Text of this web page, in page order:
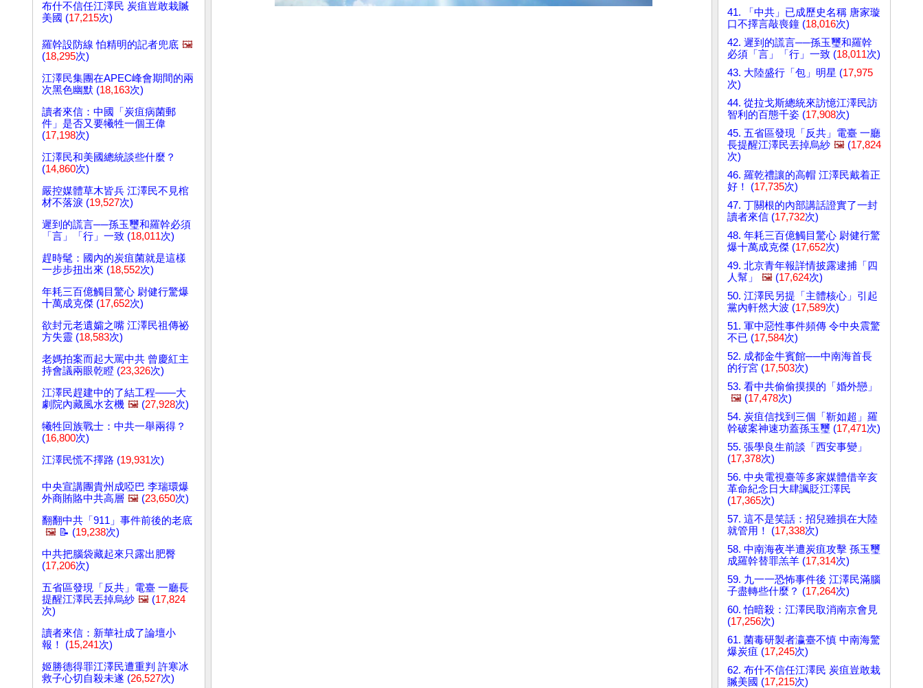
布什不信任江澤民 炭疽豈敢栽贓
美國 (17,215次)
羅幹設防線 怕精明的記者兜底 🖼️
(18,295次)
江澤民集團在APEC峰會期間的兩
次黑色幽默 (18,163次)
讀者來信：中國「炭疽病菌郵
件」是否又要犧牲一個王偉
(17,198次)
江澤民和美國總統談些什麼？
(14,860次)
嚴控媒體草木皆兵 江澤民不見棺
材不落淚 (19,527次)
遲到的謊言──孫玉璽和羅幹必須
「言」「行」一致 (18,011次)
趕時髦：國內的炭疽菌就是這樣
一步步扭出來 (18,552次)
年耗三百億觸目驚心 尉健行驚爆
十萬成克傑 (17,652次)
欲封元老遺孀之嘴 江澤民祖傳祕
方失靈 (18,583次)
老媽拍案而起大罵中共 曾慶紅主
持會議兩眼乾瞪 (23,326次)
江澤民趕建中的了結工程——大
劇院內藏風水玄機 🖼️ (27,928次)
犧牲回族戰士：中共一舉兩得？
(16,800次)
江澤民慌不擇路 (19,931次)
中央宣講團貴州成啞巴 李瑞環爆
外商賄賂中共高層 🖼️ (23,650次)
翻翻中共「911」事件前後的老底
🖼️ 📝 (19,238次)
中共把腦袋藏起來只露出肥臀
(17,206次)
五省區發現「反共」電臺 一廳長
提醒江澤民丟掉烏紗 🖼️ (17,824
次)
讀者來信：新華社成了論壇小
報！ (15,241次)
姬勝德得罪江澤民遭重判 許寒冰
救子心切自殺未遂 (26,527次)
41. 「中共」已成歷史名稱 唐家璇
口不擇言敲喪鐘 (18,016次)
42. 遲到的謊言──孫玉璽和羅幹
必須「言」「行」一致 (18,011次)
43. 大陸盛行「包」明星 (17,975
次)
44. 從拉戈斯總統來訪憶江澤民訪
智利的百態千姿 (17,908次)
45. 五省區發現「反共」電臺 一廳
長提醒江澤民丟掉烏紗 🖼️ (17,824
次)
46. 羅乾禮讓的高帽 江澤民戴着正
好！ (17,735次)
47. 丁關根的內部講話證實了一封
讀者來信 (17,732次)
48. 年耗三百億觸目驚心 尉健行驚
爆十萬成克傑 (17,652次)
49. 北京青年報詳情披露逮捕「四
人幫」
🖼️ (17,624次)
50. 江澤民另提「主體核心」引起
黨內軒然大波 (17,589次)
51. 軍中惡性事件頻傳 令中央震驚
不已 (17,584次)
52. 成都金牛賓館──中南海首長
的行宮 (17,503次)
53. 看中共偷偷摸摸的「婚外戀」
🖼️ (17,478次)
54. 炭疽信找到三個「靳如超」羅
幹破案神速功蓋孫玉璽 (17,471次)
55. 張學良生前談「西安事變」
(17,378次)
56. 中央電視臺等多家媒體借辛亥
革命紀念日大肆諷貶江澤民
(17,365次)
57. 這不是笑話：招兒雖損在大陸
就管用！ (17,338次)
58. 中南海夜半遭炭疽攻擊 孫玉璽
成羅幹替罪羔羊 (17,314次)
59. 九一一恐怖事件後 江澤民滿腦
子盡轉些什麼？ (17,264次)
60. 怕暗殺：江澤民取消南京會見
(17,256次)
61. 菌毒研製者瀛臺不慎 中南海驚
爆炭疽 (17,245次)
62. 布什不信任江澤民 炭疽豈敢栽
贓美國 (17,215次)